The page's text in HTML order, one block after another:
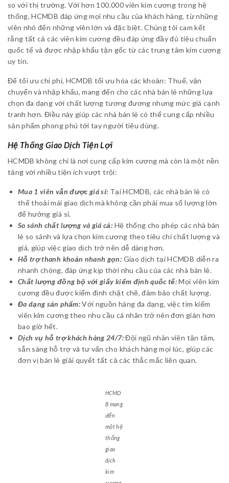
so với thị trường. Với hơn 100.000 viên kim cương trong hệ
thống, HCMDB đáp ứng mọi nhu cầu của khách hàng, từ những
viên nhỏ đến những viên lớn và đặc biệt. Chúng tôi cam kết
rằng tất cả các viên kim cương đều đáp ứng đầy đủ tiêu chuẩn
quốc tế và được nhập khẩu tận gốc từ các trung tâm kim cương
uy tín.
Để tối ưu chi phí, HCMDB tối ưu hóa các khoản: Thuế, vận
chuyển và nhập khẩu, mang đến cho các nhà bán lẻ những lựa
chọn đa dạng với chất lượng tương đương nhưng mức giá cạnh
tranh hơn. Điều này giúp các nhà bán lẻ có thể cung cấp nhiều
sản phẩm phong phú tới tay người tiêu dùng.
Hệ Thống Giao Dịch Tiện Lợi
HCMDB không chỉ là nơi cung cấp kim cương mà còn là một nền
tảng với nhiều tiện ích vượt trội:
Mua 1 viên vẫn được giá sỉ: Tại HCMDB, các nhà bán lẻ có
thể thoải mái giao dịch mà không cần phải mua số lượng lớn
để hưởng giá sỉ.
So sánh chất lượng và giá cả: Hệ thống cho phép các nhà bán
lẻ so sánh và lựa chọn kim cương theo tiêu chí chất lượng và
giá, giúp việc giao dịch trở nên dễ dàng hơn.
Hỗ trợ thanh khoản nhanh gọn: Giao dịch tại HCMDB diễn ra
nhanh chóng, đáp ứng kịp thời nhu cầu của các nhà bán lẻ.
Chất lượng đồng bộ với giấy kiểm định quốc tế:Mọi viên kim
cương đều được kiểm định chặt chẽ, đảm bảo chất lượng.
Đa dạng sản phẩm:Với nguồn hàng đa dạng, việc tìm kiếm
viên kim cương theo nhu cầu cá nhân trở nên đơn giản hơn
bao giờ hết.
Dịch vụ hỗ trợ khách hàng 24/7:Đội ngũ nhân viên tận tâm,
sẵn sàng hỗ trợ và tư vấn cho khách hàng mọi lúc, giúp các
đơn vị bán lẻ giải quyết tất cả các thắc mắc liên quan.
HCMD
B mang
đến
một hệ
thống
giao
dịch
kim